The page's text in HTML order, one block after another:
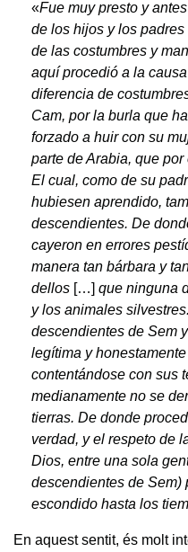
«Fue muy presto y
de los hijos y los
de las costumbres y
aquí procedió a la
diferencia de
Cam, por la burla que
forzado a huir con su
parte de Arabia, que
El cual, como de su
hubiesen aprendido,
descendientes. De
cayeron en errores
manera tan bárbara y
dellos […] que ninguna
y los animales
descendientes de Sem
legítima y
contentándose con sus
medianamente no se
tierras. De donde
verdad, y el respeto de
Dios, entre una sola
descendientes de Sem)
escondido hasta los
En aquest sentit, és molt